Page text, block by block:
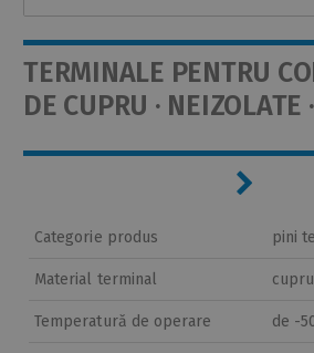
TERMINALE PENTRU
DE CUPRU · NEIZOLATE
Categorie produs pini
Material terminal
Temperatură de operare de -